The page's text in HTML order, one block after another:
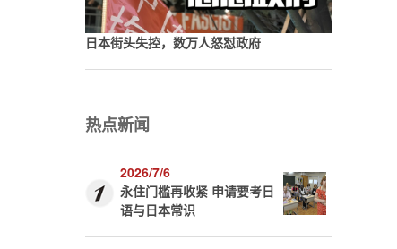
日本街头失控，数万人怒怼政府
热点新闻
2026/7/6
永住门槛再收紧 申请要考日
语与日本常识